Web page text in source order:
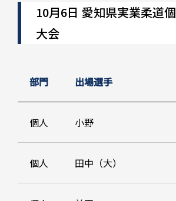
10月6日 愛知県実業柔道
大会
部門 出場選手
個人 小野
個人 田中（大）